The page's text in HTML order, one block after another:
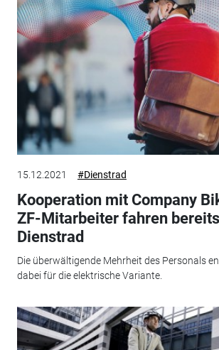
15.12.2021 #Dienstrad
Kooperation mit Company
ZF-Mitarbeiter fahren
Dienstrad
Die überwältigende Mehrheit des Personals
dabei für die elektrische Variante.